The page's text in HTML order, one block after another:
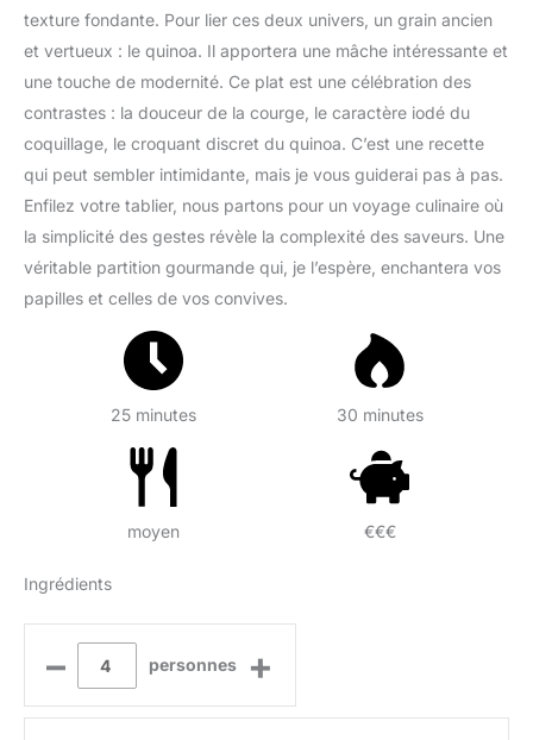
texture fondante. Pour lier ces deux univers, un grain ancien
et vertueux : le quinoa. Il apportera une mâche intéressante et
une touche de modernité. Ce plat est une célébration des
contrastes : la douceur de la courge, le caractère iodé du
coquillage, le croquant discret du quinoa. C’est une recette
qui peut sembler intimidante, mais je vous guiderai pas à pas.
Enfilez votre tablier, nous partons pour un voyage culinaire où
la simplicité des gestes révèle la complexité des saveurs. Une
véritable partition gourmande qui, je l’espère, enchantera vos
papilles et celles de vos convives.
25 minutes 30 minutes
moyen €€€
Ingrédients
– personnes +